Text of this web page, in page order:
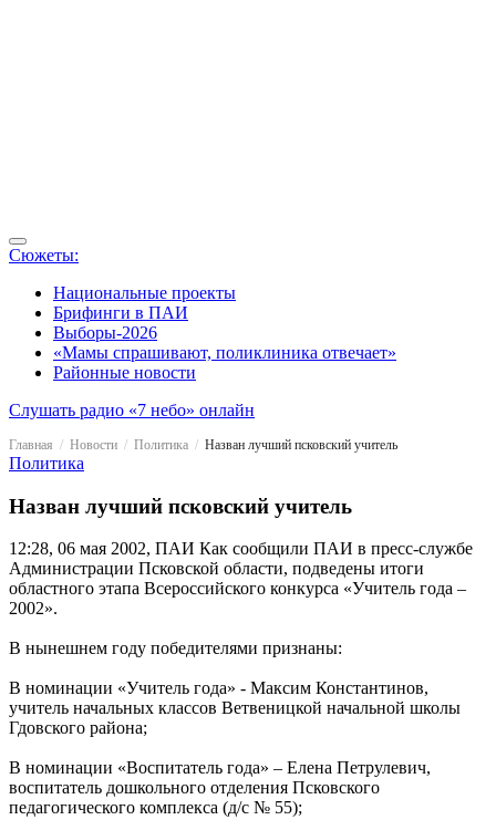
Сюжеты:
Национальные проекты
Брифинги в ПАИ
Выборы-2026
«Мамы спрашивают, поликлиника отвечает»
Районные новости
Слушать радио «7 небо» онлайн
Главная Новости Политика Назван лучший псковский учитель
Политика
Назван лучший псковский учитель
12:28, 06 мая 2002, ПАИ Как сообщили ПАИ в пресс-службе
Администрации Псковской области, подведены итоги
областного этапа Всероссийского конкурса «Учитель года –
2002».
В нынешнем году победителями признаны:
В номинации «Учитель года» - Максим Константинов,
учитель начальных классов Ветвеницкой начальной школы
Гдовского района;
В номинации «Воспитатель года» – Елена Петрулевич,
воспитатель дошкольного отделения Псковского
педагогического комплекса (д/с № 55);